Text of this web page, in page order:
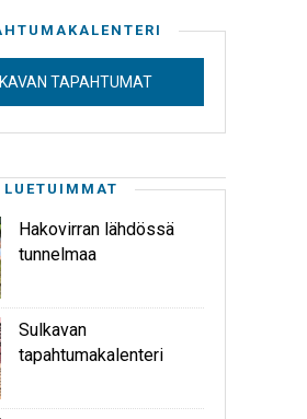
TAPAHTUMAT
LUETUIMMAT
Hakovirran lähdössä
tunnelmaa
Sulkavan
tapahtumakalenteri